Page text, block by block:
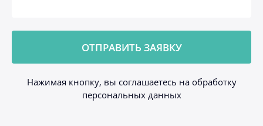
Нажимая кнопку, вы соглашаетесь на обработку
персональных данных